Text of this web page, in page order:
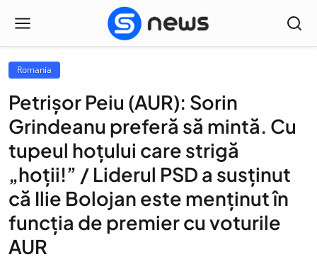
Romania
Petrișor Peiu (AUR): Sorin
Grindeanu preferă să mintă. Cu
tupeul hoțului care strigă
„hoții!” / Liderul PSD a susținut
că Ilie Bolojan este menținut în
funcția de premier cu voturile
AUR